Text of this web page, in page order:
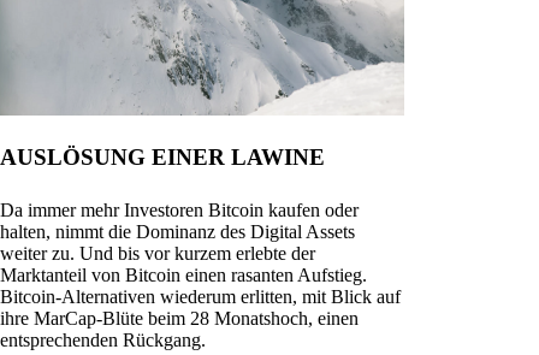
AUSLÖSUNG EINER LAWINE
Da immer mehr Investoren Bitcoin kaufen oder
halten, nimmt die Dominanz des Digital Assets
weiter zu. Und bis vor kurzem erlebte der
Marktanteil von Bitcoin einen rasanten Aufstieg.
Bitcoin-Alternativen wiederum erlitten, mit Blick auf
ihre MarCap-Blüte beim 28 Monatshoch, einen
entsprechenden Rückgang.